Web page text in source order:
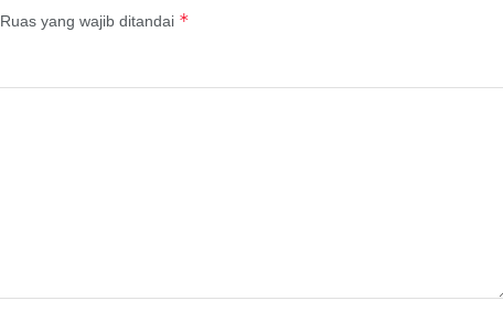
Ruas yang wajib ditandai *